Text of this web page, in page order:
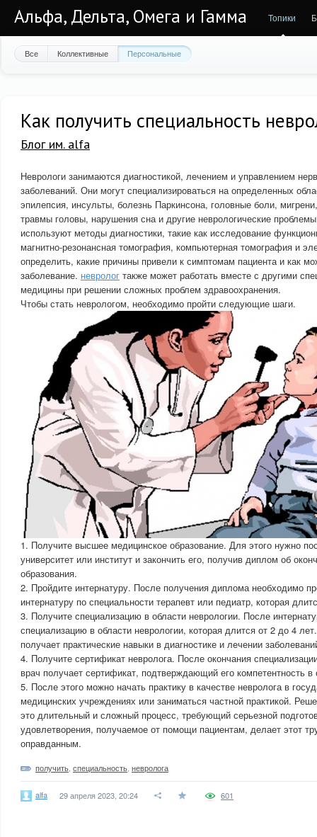
Альфа, Дельта, Омега и Гамма Топики
Все Коллективные Персональные
Как получить специальность
Блог им. alfa
Неврологи занимаются диагностикой, лечением и управлением
заболеваний. Они могут специализироваться на определенных
эпилепсия, инсульты, болезнь Паркинсона, головные боли,
травмы головы, нарушения сна и другие неврологические
используют методы диагностики, такие как исследование
магнитно-резонансная томография, компьютерная томография и
определить, какие причины привели к симптомам пациента и как
заболевание. невролог также может работать вместе с другими
медицины при решении сложных проблем здравоохранения.
Чтобы стать неврологом, необходимо пройти следующие шаги.
1. Получите высшее медицинское образование. Для этого нужно
университет или институт и закончить его, получив диплом об
образования.
2. Пройдите интернатуру. После получения диплома необходимо
интернатуру по специальности терапевт или педиатр, которая
3. Получите специализацию в области неврологии. После
специализацию в области неврологии, которая длится от 2 до 4
получает практические навыки в диагностике и лечении
4. Получите сертификат невролога. После окончания
врач получает сертификат, подтверждающий его компетентность в
5. После этого можно начать практику в качестве невролога в
медицинских учреждениях или заниматься частной практикой.
это длительный и сложный процесс, требующий серьезной
удовлетворения, получаемое от помощи пациентам, делает этот
оправданным.
получить специальность невролога
alfa 29 апреля 2023, 20:24 601